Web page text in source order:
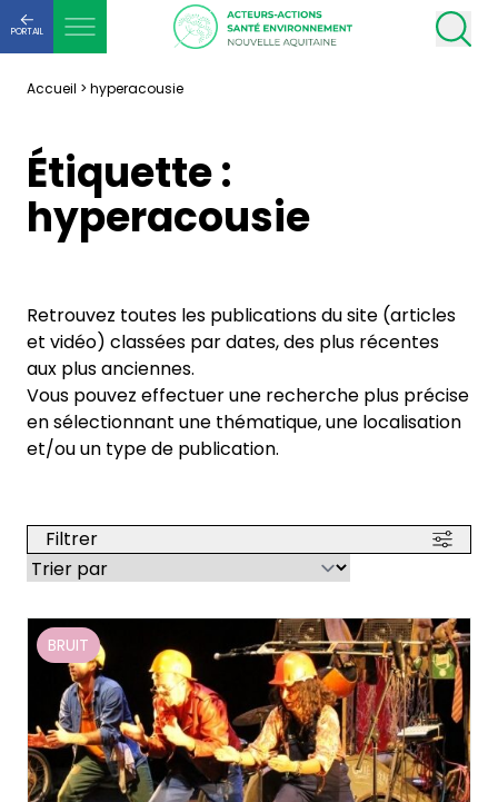
PORTAIL
Accueil > hyperacousie
Étiquette :
hyperacousie
Retrouvez toutes les publications du site (articles
et vidéo) classées par dates, des plus récentes
aux plus anciennes.
Vous pouvez effectuer une recherche plus précise
en sélectionnant une thématique, une localisation
et/ou un type de publication.
Filtrer
BRUIT